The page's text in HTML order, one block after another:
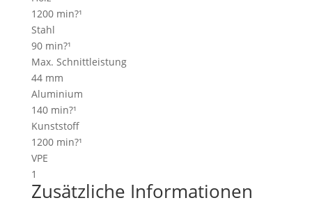
1200 min?¹
Stahl
90 min?¹
Max. Schnittleistung
44 mm
Aluminium
140 min?¹
Kunststoff
1200 min?¹
VPE
1
Zusätzliche Informationen